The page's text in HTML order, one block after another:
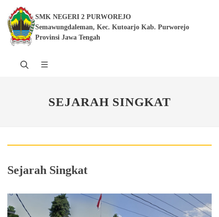
SMK NEGERI 2 PURWOREJO
Semawungdaleman, Kec. Kutoarjo Kab. Purworejo
Provinsi Jawa Tengah
SEJARAH SINGKAT
Sejarah Singkat